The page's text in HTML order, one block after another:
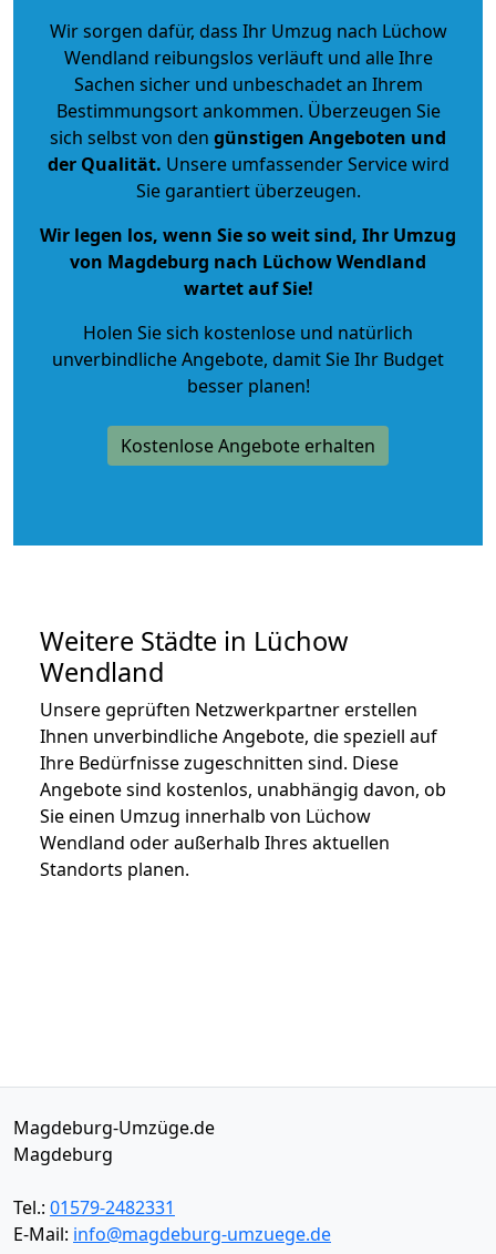
Wir sorgen dafür, dass Ihr Umzug nach Lüchow
Wendland reibungslos verläuft und alle Ihre
Sachen sicher und unbeschadet an Ihrem
Bestimmungsort ankommen. Überzeugen Sie
sich selbst von den günstigen Angeboten und
der Qualität. Unsere umfassender Service wird
Sie garantiert überzeugen.
Wir legen los, wenn Sie so weit sind, Ihr Umzug
von Magdeburg nach Lüchow Wendland
wartet auf Sie!
Holen Sie sich kostenlose und natürlich
unverbindliche Angebote, damit Sie Ihr Budget
besser planen!
Kostenlose Angebote erhalten
Weitere Städte in Lüchow
Wendland
Unsere geprüften Netzwerkpartner erstellen
Ihnen unverbindliche Angebote, die speziell auf
Ihre Bedürfnisse zugeschnitten sind. Diese
Angebote sind kostenlos, unabhängig davon, ob
Sie einen Umzug innerhalb von Lüchow
Wendland oder außerhalb Ihres aktuellen
Standorts planen.
Magdeburg-Umzüge.de
Magdeburg
Tel.: 01579-2482331
E-Mail: info@magdeburg-umzuege.de